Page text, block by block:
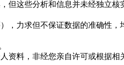
但这些分析和信息并未经独立
，力求但不保证数据的准确性
资料，非经您亲自许可或根据